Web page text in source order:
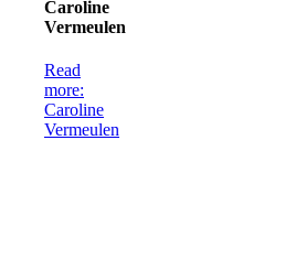
Caroline
Vermeulen
Read
more:
Caroline
Vermeulen